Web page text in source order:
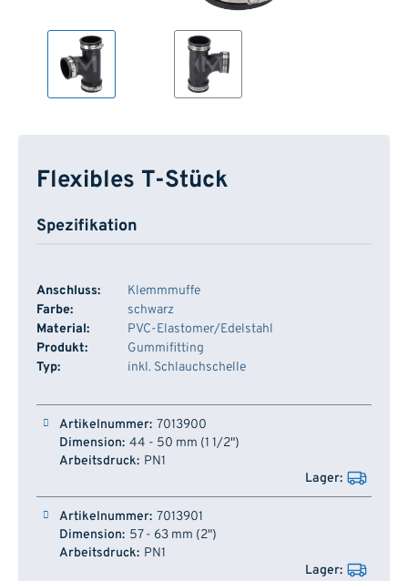
Flexibles T-Stück
Spezifikation
Anschluss:
Klemmmuffe
Farbe:
schwarz
Material:
PVC-Elastomer/Edelstahl
Produkt:
Gummifitting
Typ:
inkl. Schlauchschelle
Artikelnummer Dimension
7013900
44 - 50 mm (1 1/2")
PN1
7013901
57 - 63 mm (2")
PN1